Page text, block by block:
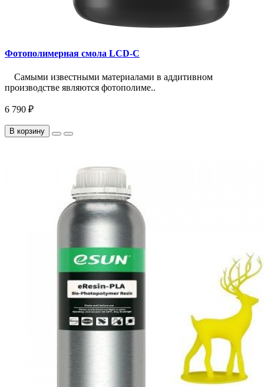
Фотополимерная смола LCD-C
Самыми известными материалами в аддитивном
производстве являются фотополиме..
6 790 ₽
В корзину